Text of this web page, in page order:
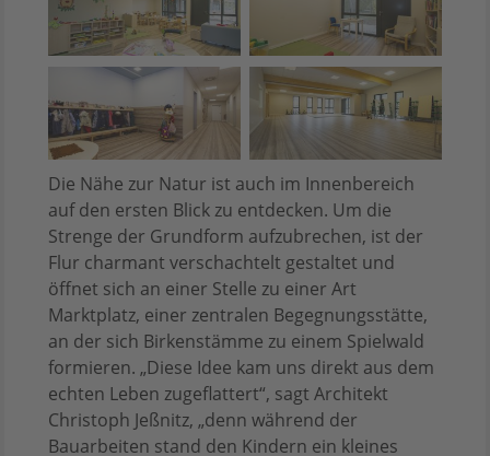
Die Nähe zur Natur ist auch im Innenbereich
auf den ersten Blick zu entdecken. Um die
Strenge der Grundform aufzubrechen, ist der
Flur charmant verschachtelt gestaltet und
öffnet sich an einer Stelle zu einer Art
Marktplatz, einer zentralen Begegnungsstätte,
an der sich Birkenstämme zu einem Spielwald
formieren. „Diese Idee kam uns direkt aus dem
echten Leben zugeflattert“, sagt Architekt
Christoph Jeßnitz, „denn während der
Bauarbeiten stand den Kindern ein kleines